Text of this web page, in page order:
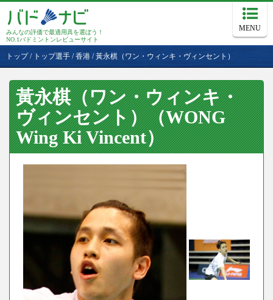
みんなの評価で最適用具を選ぼう！
NO.1バドミントンレビューサイト
MENU
トップ/ トップ選手 /香港 /黃永棋（ワン・ウィンキ・ヴィンセント）
黃永棋（ワン・ウィンキ・
ヴィンセント）（WONG
Wing Ki Vincent）